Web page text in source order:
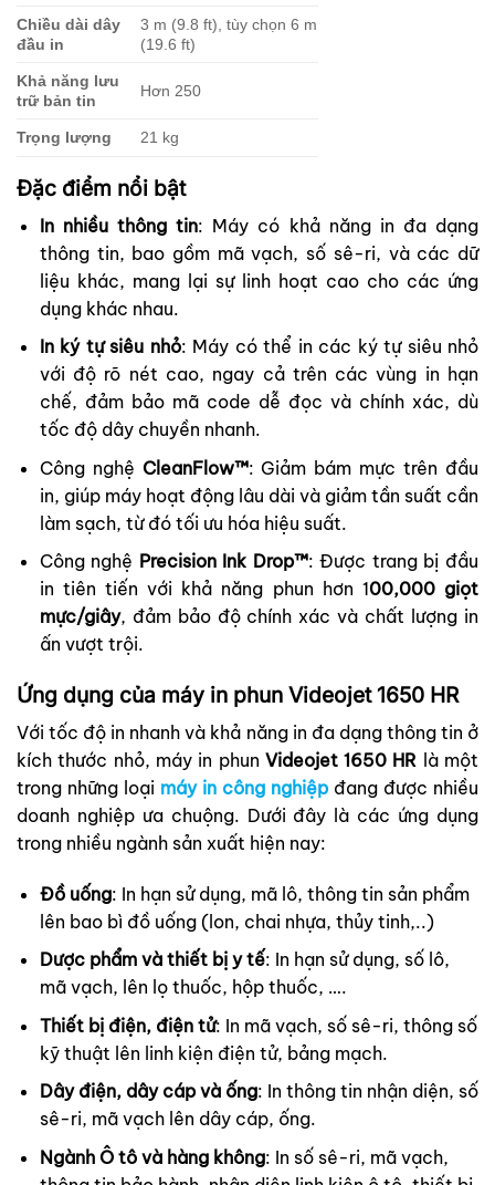
Chiều dài dây
đầu in
3 m (9.8 ft), tùy chọn 6 m
(19.6 ft)
Khả năng lưu
trữ bản tin
Hơn 250
Trọng lượng 21 kg
Đặc điểm nổi bật
In nhiều thông tin: Máy có khả năng in đa dạng
thông tin, bao gồm mã vạch, số sê-ri, và các dữ
liệu khác, mang lại sự linh hoạt cao cho các ứng
dụng khác nhau.
In ký tự siêu nhỏ: Máy có thể in các ký tự siêu nhỏ
với độ rõ nét cao, ngay cả trên các vùng in hạn
chế, đảm bảo mã code dễ đọc và chính xác, dù
tốc độ dây chuyền nhanh.
Công nghệ CleanFlow™: Giảm bám mực trên đầu
in, giúp máy hoạt động lâu dài và giảm tần suất cần
làm sạch, từ đó tối ưu hóa hiệu suất.
Công nghệ Precision Ink Drop™: Được trang bị đầu
in tiên tiến với khả năng phun hơn 100,000 giọt
mực/giây, đảm bảo độ chính xác và chất lượng in
ấn vượt trội.
Ứng dụng của máy in phun Videojet 1650 HR
Với tốc độ in nhanh và khả năng in đa dạng thông tin ở
kích thước nhỏ, máy in phun Videojet 1650 HR là một
trong những loại máy in công nghiệpđang được nhiều
doanh nghiệp ưa chuộng. Dưới đây là các ứng dụng
trong nhiều ngành sản xuất hiện nay:
Đồ uống: In hạn sử dụng, mã lô, thông tin sản phẩm
lên bao bì đồ uống (lon, chai nhựa, thủy tinh,..)
Dược phẩm và thiết bị y tế: In hạn sử dụng, số lô,
mã vạch, lên lọ thuốc, hộp thuốc, ….
Thiết bị điện, điện tử: In mã vạch, số sê-ri, thông số
kỹ thuật lên linh kiện điện tử, bảng mạch.
Dây điện, dây cáp và ống: In thông tin nhận diện, số
sê-ri, mã vạch lên dây cáp, ống.
Ngành Ô tô và hàng không: In số sê-ri, mã vạch,